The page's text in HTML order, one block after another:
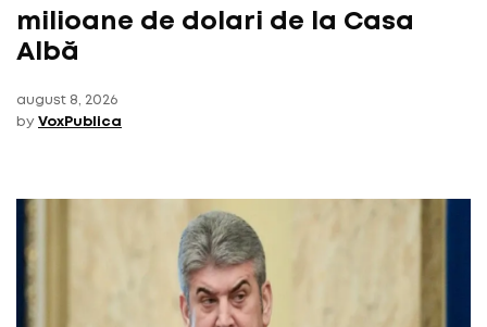
milioane de dolari de la Casa
Albă
august 8, 2026
by VoxPublica